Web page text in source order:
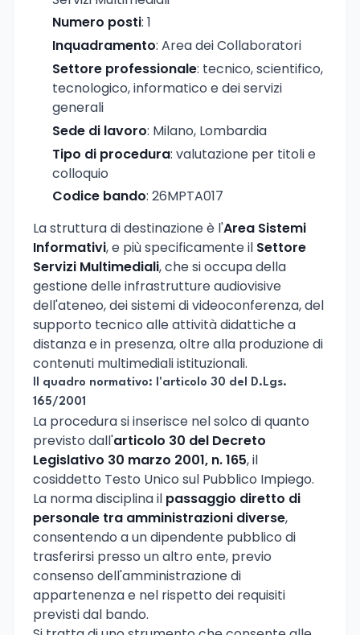
Numero posti: 1
Inquadramento: Area dei Collaboratori
Settore professionale: tecnico, scientifico,
tecnologico, informatico e dei servizi
generali
Sede di lavoro: Milano, Lombardia
Tipo di procedura: valutazione per titoli e
colloquio
Codice bando: 26MPTA017
La struttura di destinazione è l'Area Sistemi
Informativi, e più specificamente il Settore
Servizi Multimediali, che si occupa della
gestione delle infrastrutture audiovisive
dell'ateneo, dei sistemi di videoconferenza, del
supporto tecnico alle attività didattiche a
distanza e in presenza, oltre alla produzione di
contenuti multimediali istituzionali.
Il quadro normativo: l'articolo 30 del D.Lgs.
165/2001
La procedura si inserisce nel solco di quanto
previsto dall'articolo 30 del Decreto
Legislativo 30 marzo 2001, n. 165, il
cosiddetto Testo Unico sul Pubblico Impiego.
La norma disciplina il passaggio diretto di
personale tra amministrazioni diverse,
consentendo a un dipendente pubblico di
trasferirsi presso un altro ente, previo
consenso dell'amministrazione di
appartenenza e nel rispetto dei requisiti
previsti dal bando.